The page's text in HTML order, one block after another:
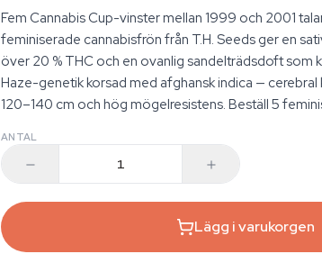
Fem Cannabis Cup-vinster mellan 1999 och 2001
feminiserade cannabisfrön från T.H. Seeds ger en
över 20 % THC och en ovanlig sandelträdsdoft som
Haze-genetik korsad med afghansk indica — cerebral
120–140 cm och hög mögelresistens. Beställ 5
ANTAL
Lägg i varukorgen